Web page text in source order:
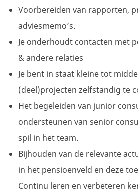
Voorbereiden van rapporten,
adviesmemo’s.
Je onderhoudt contacten met
& andere relaties
Je bent in staat kleine tot
(deel)projecten zelfstandig te
Het begeleiden van junior
ondersteunen van senior
spil in het team.
Bijhouden van de relevante
in het pensioenveld en deze
Continu leren en verbeteren